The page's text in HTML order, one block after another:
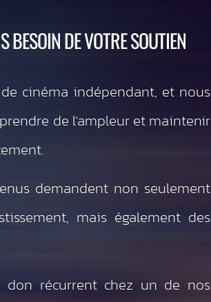
BESOIN DE VOTRE SOUTIEN
cinéma indépendant, et nous
de l’ampleur et maintenir
demandent non seulement
mais également des
récurrent chez un de nos